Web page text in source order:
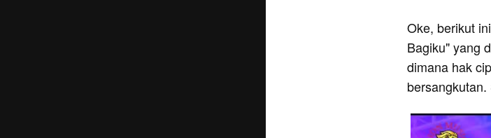
Oke, berikut
Bagiku" yang
dimana hak